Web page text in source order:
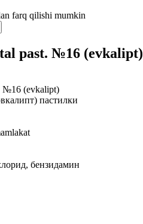
farq qilishi mumkin
past. №16 (evkalipt)
№16 (evkalipt)
пастилки
бензидамин